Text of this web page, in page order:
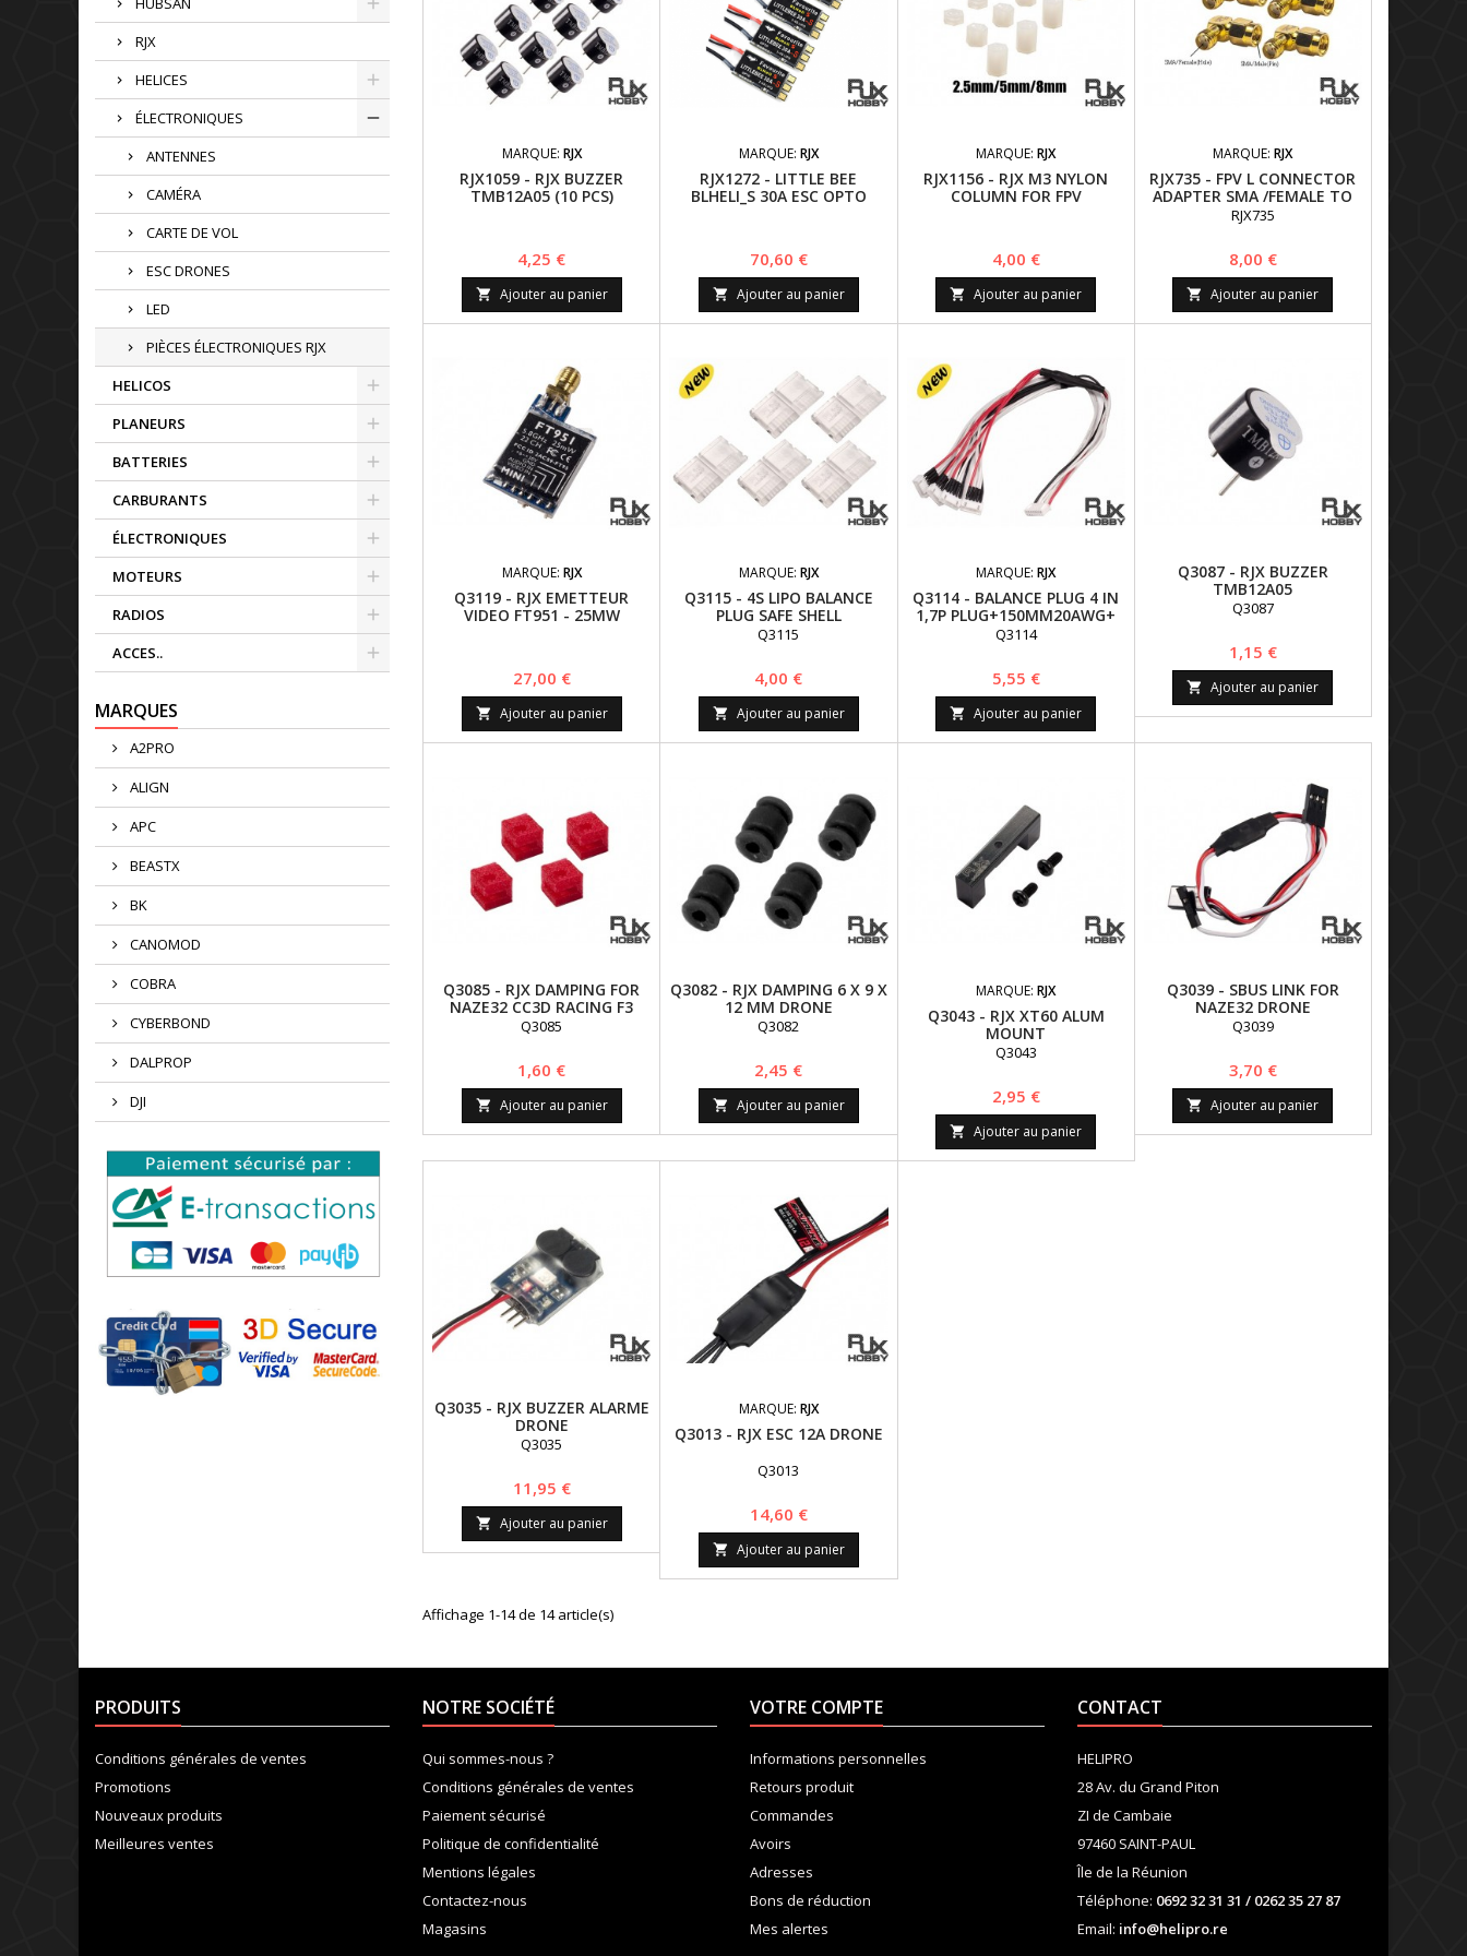
RJX
HELICES
ÉLECTRONIQUES
ANTENNES
CAMÉRA
CARTE DE VOL
ESC DRONES
LED
PIÈCES ÉLECTRONIQUES RJX
HELICOS
PLANEURS
BATTERIES
CARBURANTS
ÉLECTRONIQUES
MOTEURS
RADIOS
ACCES..
MARQUES
A2PRO
ALIGN
APC
BEASTX
BK
CANOMOD
COBRA
CYBERBOND
DALPROP
DJI
MARQUE: RJX
RJX1059 - RJX BUZZER
TMB12A05 (10 PCS)
Prix
4,25 €
 Ajouter au panier
MARQUE: RJX
RJX1272 - LITTLE BEE
BLHELI_S 30A ESC OPTO
Prix
70,60 €
 Ajouter au panier
MARQUE:RJX
RJX1156 - RJX M3 NYLON
COLUMN FOR FPV
Prix
4,00 €
 Ajouter au panier
MARQUE:RJX
RJX735 - FPV L CONNECTOR
ADAPTER SMA /FEMALE TO
SMA/MALE X 4 PCS
RJX735
Prix
8,00 €
 Ajouter au panier
MARQUE: RJX
Q3119 - RJX EMETTEUR
VIDEO FT951 - 25MW
Prix
27,00 €
 Ajouter au panier
MARQUE: RJX
Q3115 - 4S LIPO BALANCE
PLUG SAFE SHELL
Q3115
Prix
4,00 €
 Ajouter au panier
MARQUE:RJX
Q3114 - BALANCE PLUG 4 IN
1,7P PLUG+150MM20AWG+
(150MM LINE 22AWG+5P
Q3114
Prix
5,55 €
 Ajouter au panier
Q3087 - RJX BUZZER
TMB12A05
Q3087
Prix
1,15 €
 Ajouter au panier
Q3085 - RJX DAMPING FOR
NAZE32 CC3D RACING F3
DRONE
Q3085
Prix
1,60 €
 Ajouter au panier
Q3082 - RJX DAMPING 6 X 9 X
12 MM DRONE
Q3082
Prix
2,45 €
 Ajouter au panier
MARQUE:RJX
Q3043 - RJX XT60 ALUM
MOUNT
Q3043
Prix
2,95 €
 Ajouter au panier
Q3039 - SBUS LINK FOR
NAZE32 DRONE
Q3039
Prix
3,70 €
 Ajouter au panier
Q3035 - RJX BUZZER ALARME
DRONE
Q3035
Prix
11,95 €
 Ajouter au panier
MARQUE: RJX
Q3013 - RJX ESC 12A DRONE
Q3013
Prix
14,60 €
 Ajouter au panier
Affichage 1-14 de 14 article(s)
PRODUITS
Conditions générales de ventes
Promotions
Nouveaux produits
Meilleures ventes
NOTRE SOCIÉTÉ
Qui sommes-nous ?
Conditions générales de ventes
Paiement sécurisé
Politique de confidentialité
Mentions légales
Contactez-nous
Magasins
VOTRE COMPTE
Informations personnelles
Retours produit
Commandes
Avoirs
Adresses
Bons de réduction
Mes alertes
CONTACT
HELIPRO
28 Av. du Grand Piton
ZI de Cambaie
97460 SAINT-PAUL
Île de la Réunion
Téléphone: 0692 32 31 31 / 0262 35 27 87
Email: info@helipro.re